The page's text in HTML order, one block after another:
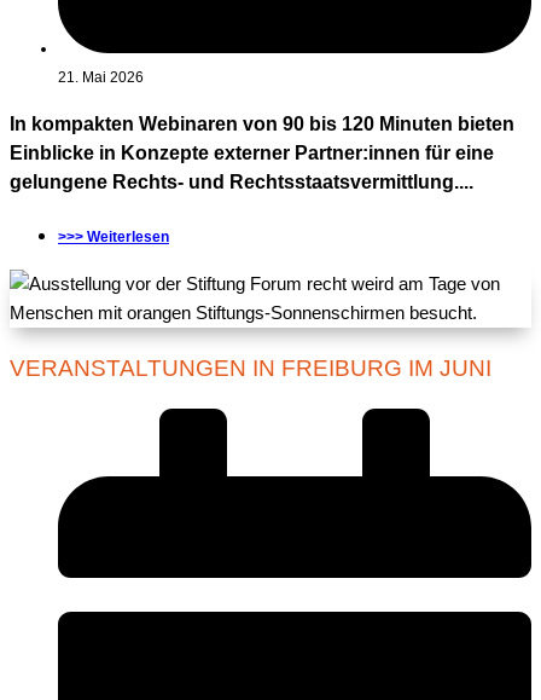
21. Mai 2026
In kompakten Webinaren von 90 bis 120 Minuten bieten
Einblicke in Konzepte externer Partner:innen für eine
gelungene Rechts- und Rechtsstaatsvermittlung....
>>> Weiterlesen
VERANSTALTUNGEN IN FREIBURG IM JUNI